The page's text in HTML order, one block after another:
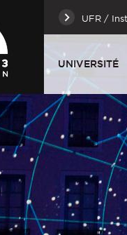
UFR /
UNIVERSITÉ